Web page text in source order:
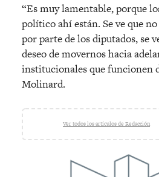
“Es muy lamentable, porque
político ahí están. Se ve que
por parte de los diputados, se
deseo de movernos hacia
institucionales que funcionen
Molinard.
Ver todos los artículos de Redacción